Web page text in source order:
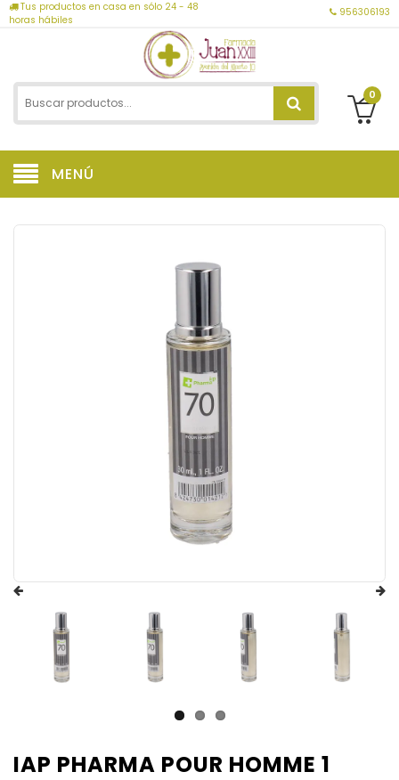
Tus productos en casa en sólo 24 - 48
horas hábiles
956306193
0
MENÚ
IAP PHARMA POUR HOMME 1